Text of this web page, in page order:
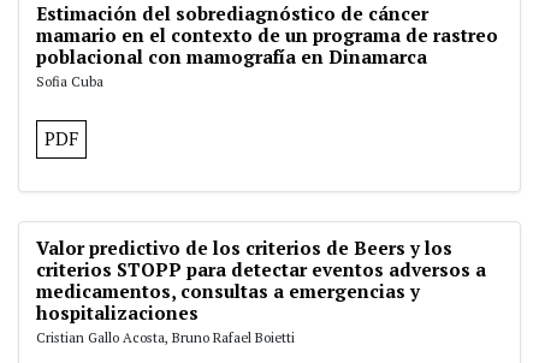
Estimación del sobrediagnóstico de cáncer
mamario en el contexto de un programa de rastreo
poblacional con mamografía en Dinamarca
Sofia Cuba
PDF
Valor predictivo de los criterios de Beers y los
criterios STOPP para detectar eventos adversos a
medicamentos, consultas a emergencias y
hospitalizaciones
Cristian Gallo Acosta, Bruno Rafael Boietti